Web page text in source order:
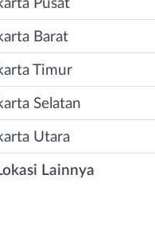
Pusat
Barat
Timur
Selatan
Utara
Lainnya